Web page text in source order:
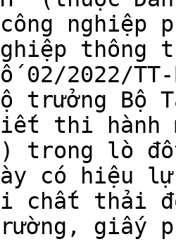
nghiệp
thông
02/2022/TT-
trưởng Bộ
thi hành
trong lò
có hiệu
chất thải
giấy